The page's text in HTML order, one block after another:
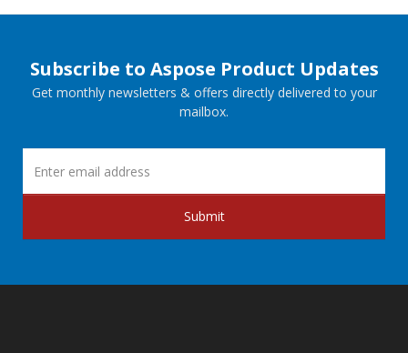
Subscribe to Aspose Product Updates
Get monthly newsletters & offers directly delivered to your
mailbox.
Submit